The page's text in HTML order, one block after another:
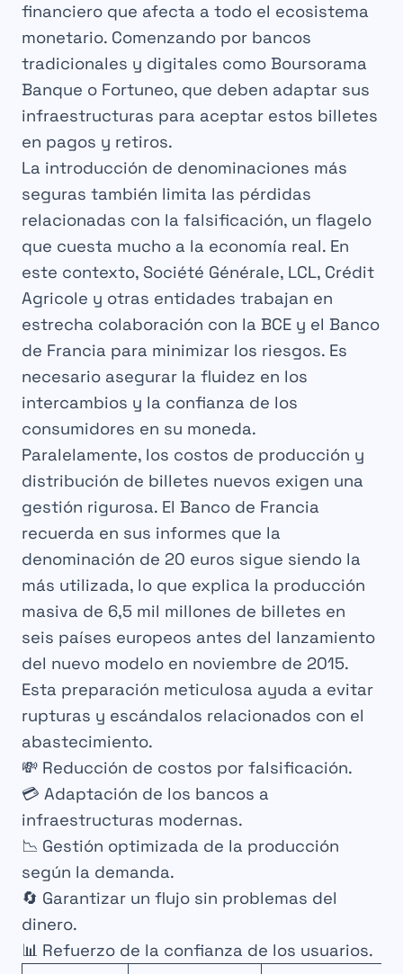
financiero que afecta a todo el ecosistema
monetario. Comenzando por bancos
tradicionales y digitales como Boursorama
Banque o Fortuneo, que deben adaptar sus
infraestructuras para aceptar estos billetes
en pagos y retiros.
La introducción de denominaciones más
seguras también limita las pérdidas
relacionadas con la falsificación, un flagelo
que cuesta mucho a la economía real. En
este contexto, Société Générale, LCL, Crédit
Agricole y otras entidades trabajan en
estrecha colaboración con la BCE y el Banco
de Francia para minimizar los riesgos. Es
necesario asegurar la fluidez en los
intercambios y la confianza de los
consumidores en su moneda.
Paralelamente, los costos de producción y
distribución de billetes nuevos exigen una
gestión rigurosa. El Banco de Francia
recuerda en sus informes que la
denominación de 20 euros sigue siendo la
más utilizada, lo que explica la producción
masiva de 6,5 mil millones de billetes en
seis países europeos antes del lanzamiento
del nuevo modelo en noviembre de 2015.
Esta preparación meticulosa ayuda a evitar
rupturas y escándalos relacionados con el
abastecimiento.
💸 Reducción de costos por falsificación.
💳 Adaptación de los bancos a
infraestructuras modernas.
📉 Gestión optimizada de la producción
según la demanda.
🔄 Garantizar un flujo sin problemas del
dinero.
📊 Refuerzo de la confianza de los usuarios.